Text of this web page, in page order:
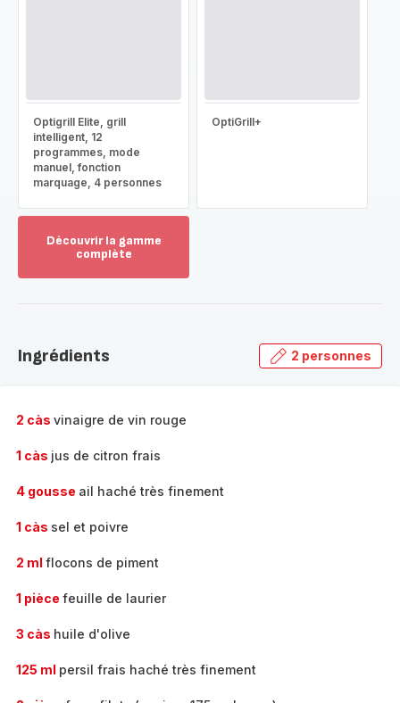
Optigrill Elite, grill
intelligent, 12
programmes, mode
manuel, fonction
marquage, 4 personnes
OptiGrill+
Découvrir la gamme
complète
gamme
Ingrédients 2 personnes
2 càs vinaigre de vin rouge
1 càs jus de citron frais
4 gousse ail haché très finement
1 càs sel et poivre
2 ml flocons de piment
1 pièce feuille de laurier
3 càs huile d'olive
125 ml persil frais haché très finement